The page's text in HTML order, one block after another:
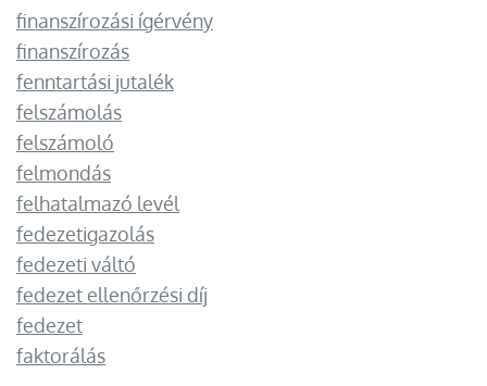
finanszírozási ígérvény
finanszírozás
fenntartási jutalék
felszámolás
felszámoló
felmondás
felhatalmazó levél
fedezetigazolás
fedezeti váltó
fedezet ellenőrzési díj
fedezet
faktorálás